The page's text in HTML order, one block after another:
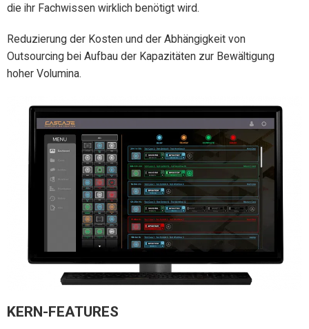
die ihr Fachwissen wirklich benötigt wird.
Reduzierung der Kosten und der Abhängigkeit von
Outsourcing bei Aufbau der Kapazitäten zur Bewältigung
hoher Volumina.
KERN-FEATURES